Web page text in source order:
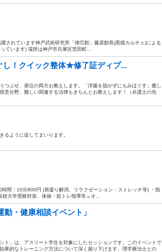
されています神戸武術研究所「律芯館」藤原館長(黒猫カルチェ)による
ています) 場所は神戸市兵庫区荒田町...
し！クイック整体★修了証ディプ...
つぶせ、座位の両方お教えします。「洋服を脱がずにもみほぐす」癒し
意分野、難しい関連する法律もきちんとお教えします！（弁護士の先
るように促してまいります。
間：10分800円 (肩凝り解消、リラクゼーション・ストレッチ等) ・指
大学受験対策、体操・筋トレ指導等→オ...
動・健康相談イベント」
ト」は、アスリート学生を対象にしたセッションです。このイベントで
果的なトレーニング方法について深く掘り下げます。理学療法士との